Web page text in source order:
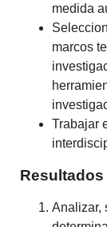
medida
marcos
Trabajar
Analizar,